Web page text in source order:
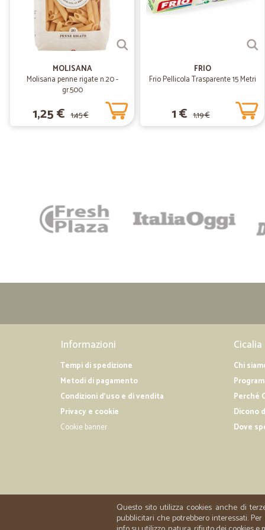
MOLISANA
Molisana penne rigate n.20 -
gr.500
1,25 € 1,45 €
FRIO
Frio Pellicola Trasparente 15 Metri
1 € 1,19 €
Informazioni
Tempi di spedizione
Metodi di pagamento
Condizioni d'uso e di vendita
Privacy e cookie
Cookie banner
Cicalia
Chi
Perché
Dicono
Dove
Questo sito utilizza cookies anche di
pubblicitari che potrebbero interessati.